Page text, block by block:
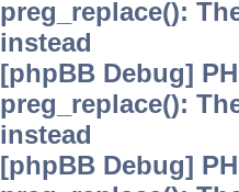
preg_replace():
instead
[phpBB Debug]
preg_replace():
instead
[phpBB Debug]